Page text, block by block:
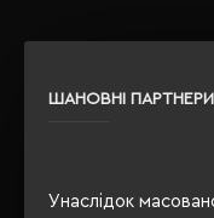
ШАНОВНІ
Унаслідок
РЕКОМЕНДУЄМО